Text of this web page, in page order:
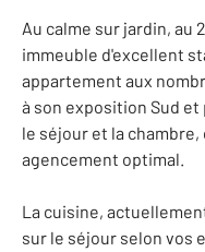
Au calme sur jardin, au
immeuble d'excellent
appartement aux
à son exposition Sud
le séjour et la
agencement optimal.
La cuisine,
sur le séjour selon vos